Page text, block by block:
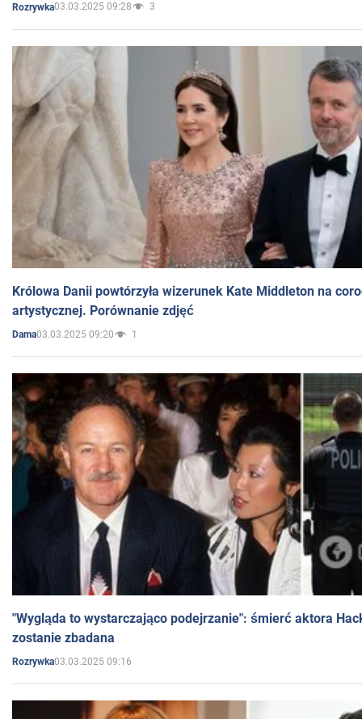
Rozrywka03.03.2025 09:28 3
Królowa Danii powtórzyła wizerunek Kate Middleton na
artystycznej. Porównanie zdjęć
Dama03.03.2025 09:20 1
"Wygląda to wystarczająco podejrzanie": śmierć aktora
zostanie zbadana
Rozrywka03.03.2025 09:16